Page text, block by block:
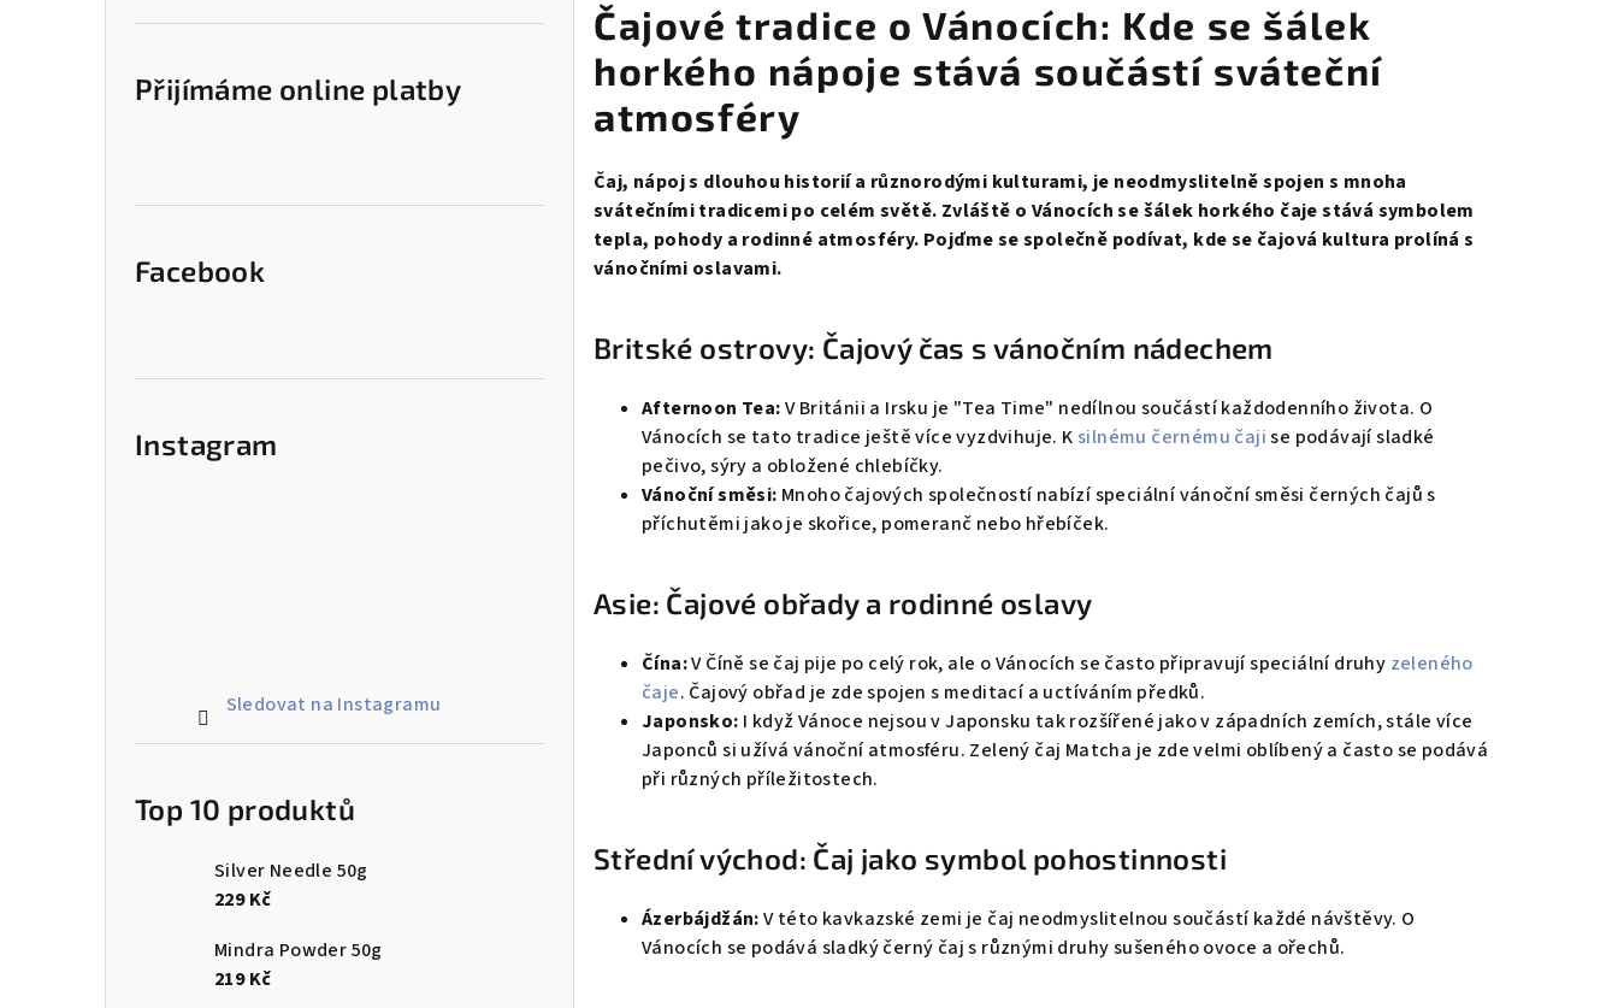
Přijímáme online platby
Facebook
Instagram
Sledovat na Instagramu
Top 10 produktů
Silver Needle 50g
229 Kč
Mindra Powder 50g
219 Kč
Čajové tradice o Vánocích: Kde se šálek
horkého nápoje stává součástí sváteční
atmosféry
Čaj, nápoj s dlouhou historií a různorodými kulturami, je neodmyslitelně spojen s mnoha
svátečními tradicemi po celém světě. Zvláště o Vánocích se šálek horkého čaje stává symbolem
tepla, pohody a rodinné atmosféry. Pojďme se společně podívat, kde se čajová kultura prolíná s
vánočními oslavami.
Britské ostrovy: Čajový čas s vánočním nádechem
Afternoon Tea:V Británii a Irsku je "Tea Time" nedílnou součástí každodenního života. O
Vánocích se tato tradice ještě více vyzdvihuje. Ksilnému černému čajise podávají sladké
pečivo, sýry a obložené chlebíčky.
Vánoční směsi: Mnoho čajových společností nabízí speciální vánoční směsi černých čajů s
příchutěmi jako je skořice, pomeranč nebo hřebíček.
Asie: Čajové obřady a rodinné oslavy
Čína:V Číně se čaj pije po celý rok, ale o Vánocích se často připravují speciální druhy zeleného
čaje. Čajový obřad je zde spojen s meditací a uctíváním předků.
Japonsko: I když Vánoce nejsou v Japonsku tak rozšířené jako v západních zemích, stále více
Japonců si užívá vánoční atmosféru. Zelený čaj Matcha je zde velmi oblíbený a často se podává
při různých příležitostech.
Střední východ: Čaj jako symbol pohostinnosti
Ázerbájdžán:V této kavkazské zemi je čaj neodmyslitelnou součástí každé návštěvy. O
Vánocích se podává sladký černý čaj s různými druhy sušeného ovoce a ořechů.